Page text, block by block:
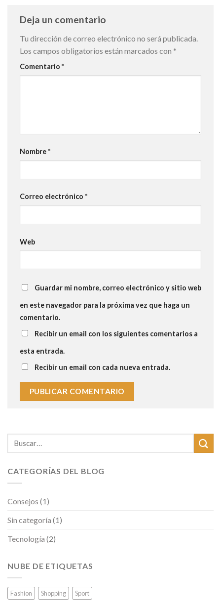
Deja un comentario
Tu dirección de correo electrónico no será publicada.
Los campos obligatorios están marcados con *
Comentario *
Nombre*
Correo electrónico *
Web
Guardar mi nombre, correo electrónico y sitio web
en este navegador para la próxima vez que haga un
comentario.
Recibir un email con los siguientes comentarios a
esta entrada.
Recibir un email con cada nueva entrada.
CATEGORÍAS DEL BLOG
Consejos (1)
Sin categoría (1)
Tecnología (2)
NUBE DE ETIQUETAS
Fashion Shopping Sport